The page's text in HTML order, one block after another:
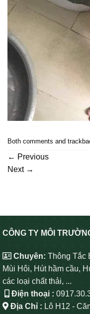
Both comments and
← Previous
Next →
CÔNG TY MÔI
Chuyên: Thông Tắc
Mùi Hôi, Hút hầm cầu,
các loại chất thải, ...
Điện thoại :
Địa Chỉ : Lô H12 -